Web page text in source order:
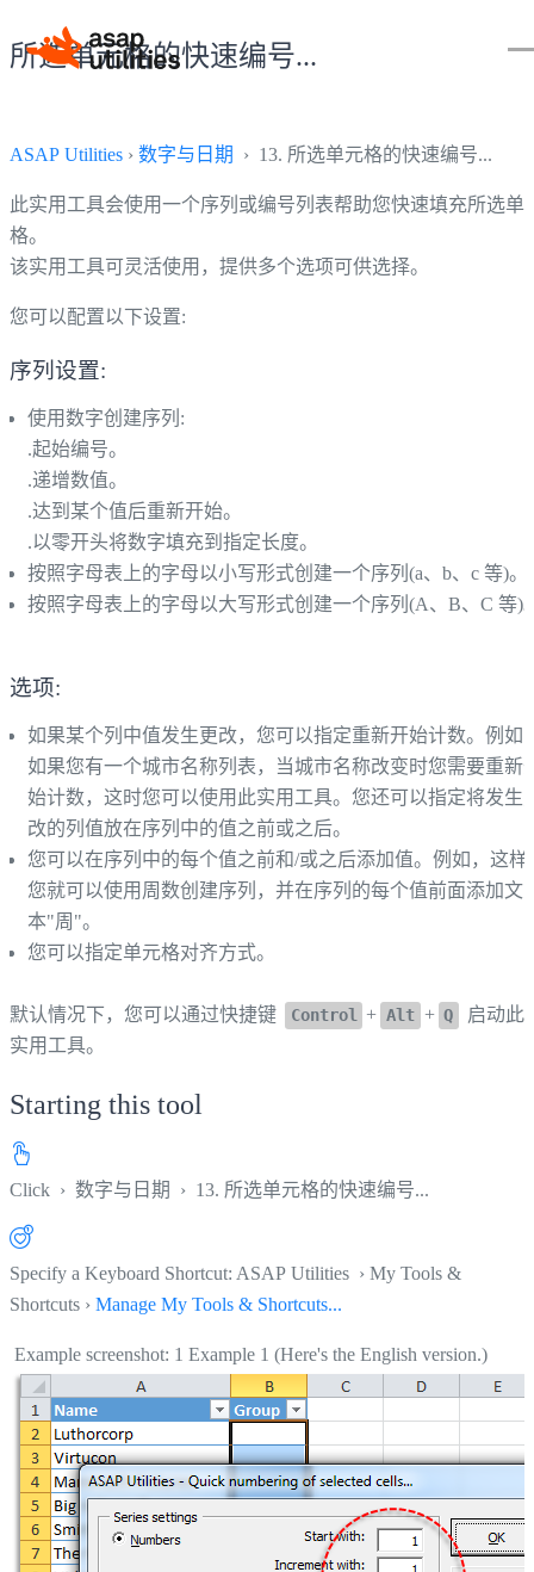
所选单元格的快速编号...
ASAP Utilities › 数字与日期 › 13. 所选单元格的快速编号...
此实用工具会使用一个序列或编号列表帮助您快速填充所选单
格。
该实用工具可灵活使用，提供多个选项可供选择。
您可以配置以下设置:
序列设置:
使用数字创建序列:
.起始编号。
.递增数值。
.达到某个值后重新开始。
.以零开头将数字填充到指定长度。
按照字母表上的字母以小写形式创建一个序列(a、b、c 等)。
按照字母表上的字母以大写形式创建一个序列(A、B、C 等)
选项:
如果某个列中值发生更改，您可以指定重新开始计数。例如
如果您有一个城市名称列表，当城市名称改变时您需要重新
始计数，这时您可以使用此实用工具。您还可以指定将发生
改的列值放在序列中的值之前或之后。
您可以在序列中的每个值之前和/或之后添加值。例如，这样
您就可以使用周数创建序列，并在序列的每个值前面添加文
本"周"。
您可以指定单元格对齐方式。
默认情况下，您可以通过快捷键 Control + Alt + Q
启动此
实用工具。
Starting this tool
Click › 数字与日期 › 13. 所选单元格的快速编号...
Specify a Keyboard Shortcut: ASAP Utilities › My Tools &
Shortcuts › Manage My Tools & Shortcuts...
Example screenshot: 1 Example 1 (Here's the English version.)